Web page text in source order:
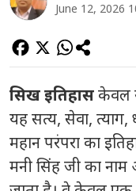
June 12, 2026
सिख इतिहासकेवल
यह सत्य, सेवा, त्याग,
महान परंपरा का
मनी सिंह जी का नाम